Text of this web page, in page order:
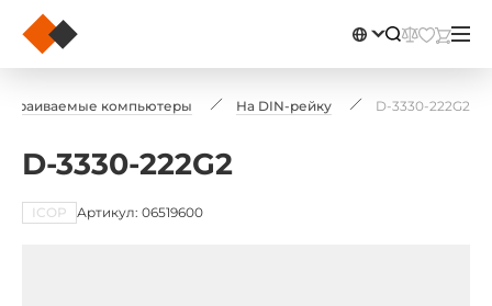
компьютеры На DIN-рейку D-3330-222G2
D-3330-222G2
ICOP Артикул: 06519600